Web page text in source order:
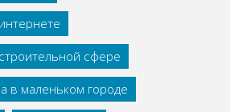
сфере
в маленьком городе